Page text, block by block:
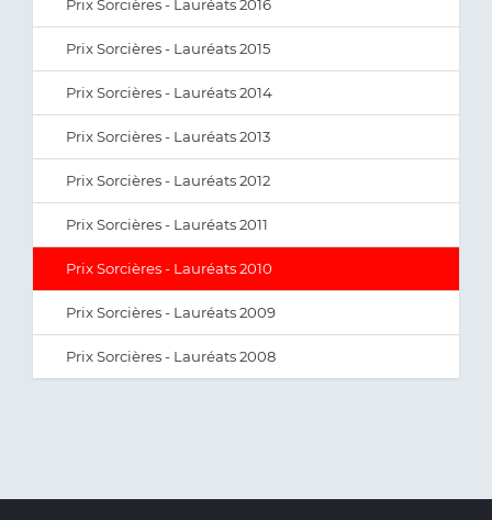
Prix Sorcières - Lauréats 2016
Prix Sorcières - Lauréats 2015
Prix Sorcières - Lauréats 2014
Prix Sorcières - Lauréats 2013
Prix Sorcières - Lauréats 2012
Prix Sorcières - Lauréats 2011
Prix Sorcières - Lauréats 2010
Prix Sorcières - Lauréats 2009
Prix Sorcières - Lauréats 2008